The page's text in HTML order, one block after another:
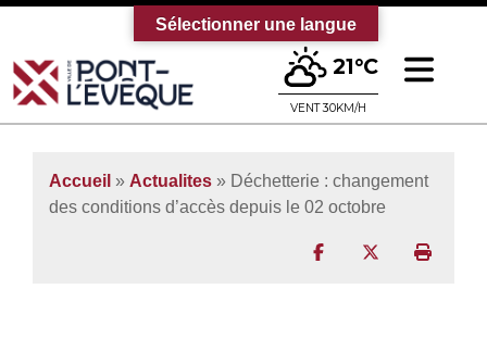
Bienvenue sur le site officiel de la
21°C
VENT 30KM/H
Accueil » Actualites » Déchetterie : changement
des conditions d’accès depuis le 02 octobre
Partager surPartager sur
Sélectionner une langue